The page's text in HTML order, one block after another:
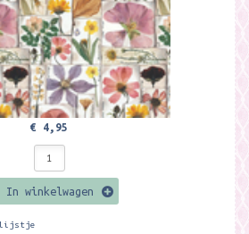
€ 4,95
In winkelwagen